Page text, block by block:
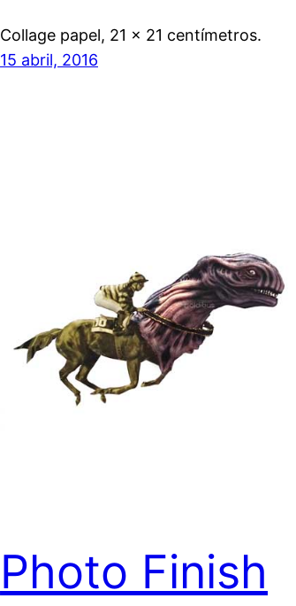
Collage papel, 21 x 21 centímetros.
15 abril, 2016
Photo Finish